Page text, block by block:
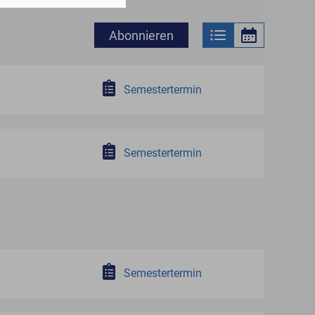
Abonnieren
Semestertermin
Semestertermin
Semestertermin